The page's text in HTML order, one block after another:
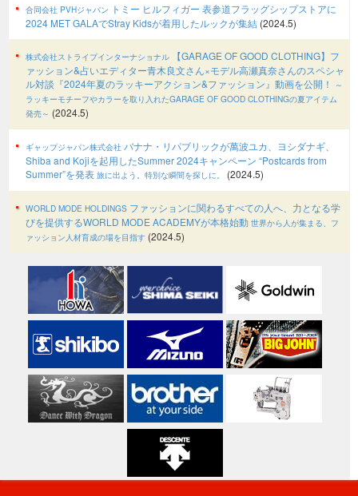
合同会社 PVHジャパン トミー ヒルフィガー 表参道フラッグシップストアに
2024 MET GALAでStray Kidsが着用したルックが集結 (2024.5)
株式会社ストライプインターナショナル 【GARAGE OF GOOD CLOTHING】フ
ァッション&占いエディター青木良文さん×モデル高瀬真奈さんのスペシャ
ル対談『2024年夏のラッキーアクション&ファッション』動画を公開！
～
ラッキーモチーフやカラーを取り入れたGARAGE OF GOOD CLOTHINGの夏アイテム
発売～ (2024.5)
ギャップジャパン株式会社 バナナ・リパブリックが萬波ユカ、ヨシダナギ、
Shiba and Kojiを起用したSummer 2024キャンペーン “Postcards from
Summer”を発表 旅に出よう。特別な瞬間を探しに。 (2024.5)
WORLD MODE HOLDINGS ファッションに関わるすべての人へ、力となる学
びを提供するWORLD MODE ACADEMYが本格始動 世界から人が集まる、フ
ァッション人材育成の場を目指す (2024.5)